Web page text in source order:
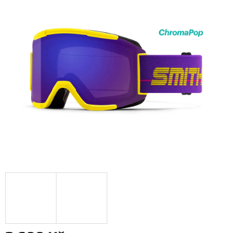
hvězdiček.